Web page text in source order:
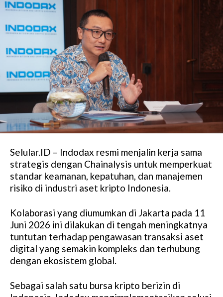
Selular.ID – Indodax resmi menjalin kerja sama
strategis dengan Chainalysis untuk memperkuat
standar keamanan, kepatuhan, dan manajemen
risiko di industri aset kripto Indonesia.
Kolaborasi yang diumumkan di Jakarta pada 11
Juni 2026 ini dilakukan di tengah meningkatnya
tuntutan terhadap pengawasan transaksi aset
digital yang semakin kompleks dan terhubung
dengan ekosistem global.
Sebagai salah satu bursa kripto berizin di